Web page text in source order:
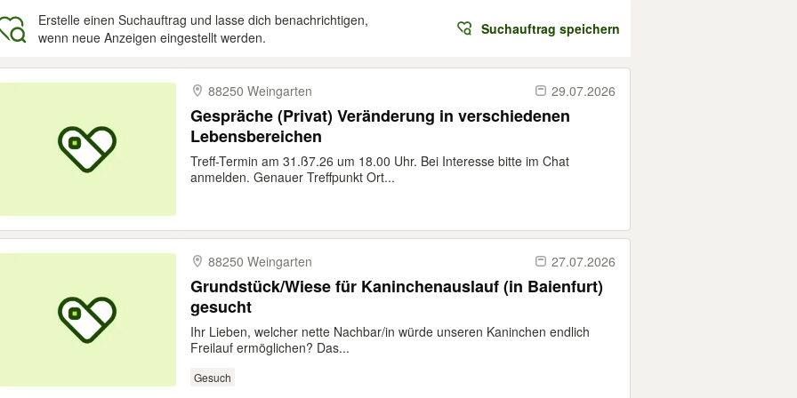
Erstelle einen Suchauftrag und lasse dich benachrichtigen,
wenn neue Anzeigen eingestellt werden.
Suchauftrag speichern
88250 Weingarten
29.07.2026
Gespräche (Privat) Veränderung in verschiedenen
Lebensbereichen
Treff-Termin am 31.ß7.26 um 18.00 Uhr. Bei Interesse bitte im Chat
anmelden. Genauer Treffpunkt Ort...
88250 Weingarten 27.07.2026
Grundstück/Wiese für Kaninchenauslauf (in Baienfurt)
gesucht
Ihr Lieben, welcher nette Nachbar/in würde unseren Kaninchen endlich
Freilauf ermöglichen? Das...
Gesuch